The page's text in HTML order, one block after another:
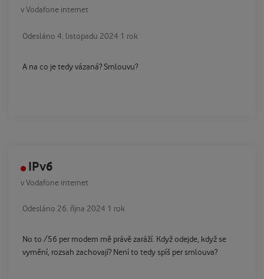
vVodafone internet
Odesláno 4. listopadu 2024 1 rok
A na co je tedy vázaná? Smlouvu?
IPv6
vVodafone internet
Odesláno 26. října 2024 1 rok
No to /56 per modem mě právě zaráží. Když odejde, když se
vymění, rozsah zachovají? Není to tedy spíš per smlouva?